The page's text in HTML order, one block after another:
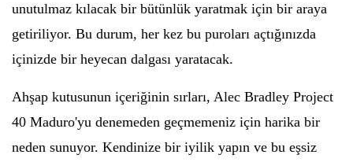
unutulmaz kılacak bir bütünlük yaratmak için bir araya
getiriliyor. Bu durum, her kez bu puroları açtığınızda
içinizde bir heyecan dalgası yaratacak.
Ahşap kutusunun içeriğinin sırları, Alec Bradley Project
40 Maduro'yu denemeden geçmemeniz için harika bir
neden sunuyor. Kendinize bir iyilik yapın ve bu eşsiz